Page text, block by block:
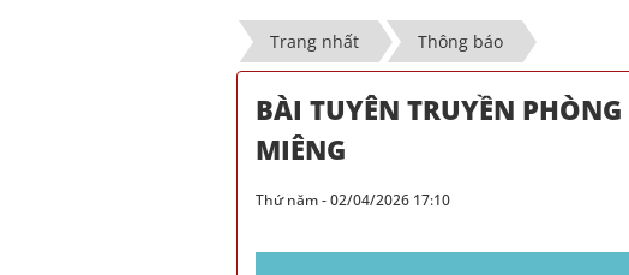
Trang nhất Thông báo
BÀI TUYÊN TRUYỀN
MIÊNG
Thứ năm - 02/04/2026 17:10